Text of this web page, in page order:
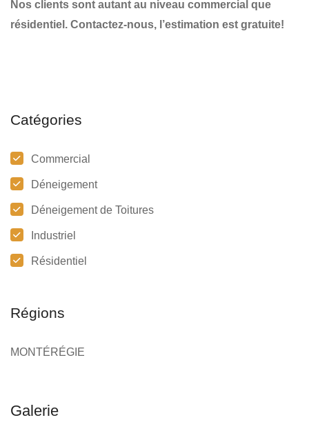
Nos clients sont autant au niveau commercial que
résidentiel. Contactez-nous, l’estimation est gratuite!
Catégories
Commercial
Déneigement
Déneigement de Toitures
Industriel
Résidentiel
Régions
MONTÉRÉGIE